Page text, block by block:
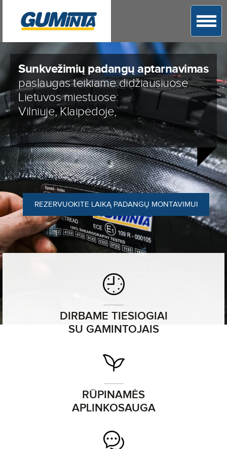
Sunkvežimių padangų aptarnavimas
paslaugas teikiame didžiausiuose
Lietuvos miestuose:
Vilniuje, Klaipėdoje,
REZERVUOKITE LAIKĄ PADANGŲ MONTAVIMUI
DIRBAME TIESIOGIAI
SU GAMINTOJAIS
RŪPINAMĖS
APLINKOSAUGA